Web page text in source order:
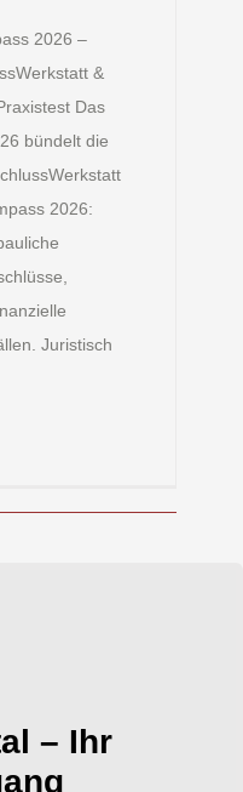
2026 –
&
Das
bündelt die
2026:
Juristisch
– Ihr